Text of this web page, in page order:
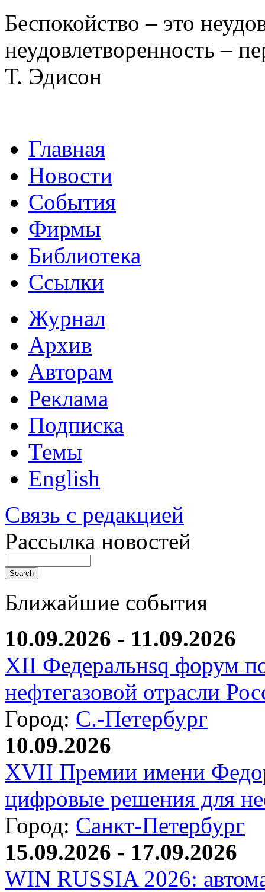
Беспокойство – это
неудовлетворенность –
Т. Эдисон
Главная
Новости
События
Фирмы
Библиотека
Ссылки
Журнал
Архив
Авторам
Реклама
Подписка
Темы
English
Связь с редакцией
Рассылка новостей
Ближайшие события
10.09.2026 - 11.09.2026
XII Федеральнsq форум
нефтегазовой отрасли
Город: С.-Петербург
10.09.2026
XVII Премии имени
цифровые решения для
Город: Санкт-Петербург
15.09.2026 - 17.09.2026
WIN RUSSIA 2026: